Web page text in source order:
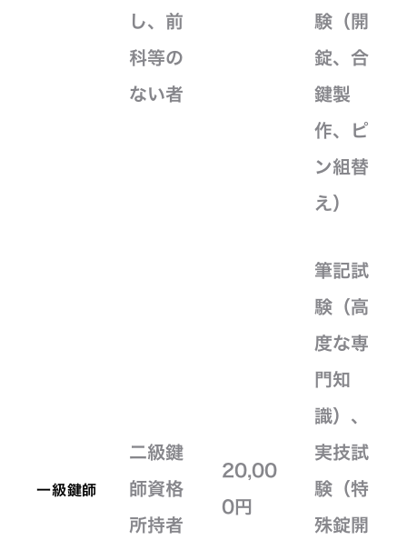
し、前
科等の
ない者
験（開
錠、合
鍵製
作、ピ
ン組替
え）
一級鍵師
二級鍵
師資格
所持者
20,00
0円
筆記試
験（高
度な専
門知
識）、
実技試
験（特
殊錠開